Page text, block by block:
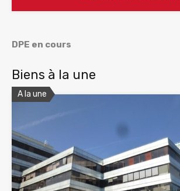
DPE en cours
Biens à la une
A la une